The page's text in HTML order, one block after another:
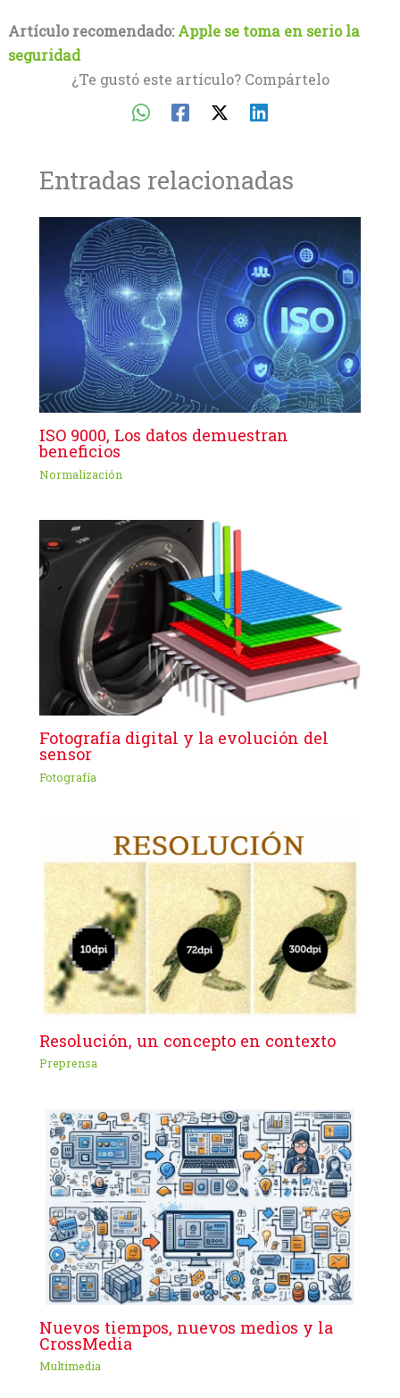
Artículo recomendado:Apple se toma en serio la
seguridad
¿Te gustó este artículo? Compártelo
Entradas relacionadas
ISO 9000, Los datos demuestran
beneficios
Normalización
Fotografía digital y la evolución del
sensor
Fotografía
Resolución, un concepto en contexto
Preprensa
Nuevos tiempos, nuevos medios y la
CrossMedia
Multimedia